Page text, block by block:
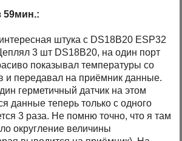
59мин.:
штука с DS18B20 ESP32
3 шт DS18B20, на один порт
показывал температуры со
и передавал на приёмник данные.
герметичный датчик на этом
данные теперь только с одного
3 раза. Не помню точно, что я там
округление величины